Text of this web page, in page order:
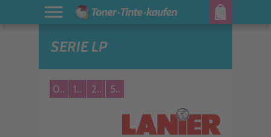
SERIE LP
0.. 1.. 2.. 5..